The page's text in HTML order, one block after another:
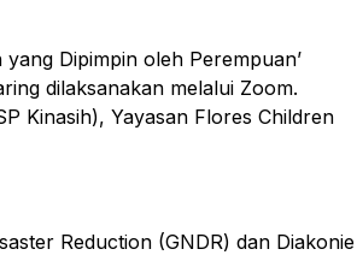
Dipimpin oleh Perempuan’
dilaksanakan melalui Zoom.
Kinasih), Yayasan Flores Children
Reduction (GNDR) dan Diakonie